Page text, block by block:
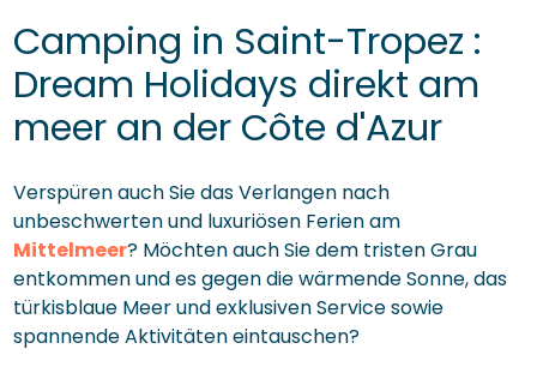
Camping in Saint-Tropez :
Dream Holidays direkt am
meer an der Côte d'Azur
Verspüren auch Sie das Verlangen nach
unbeschwerten und luxuriösen Ferien am
Mittelmeer? Möchten auch Sie dem tristen Grau
entkommen und es gegen die wärmende Sonne, das
türkisblaue Meer und exklusiven Service sowie
spannende Aktivitäten eintauschen?